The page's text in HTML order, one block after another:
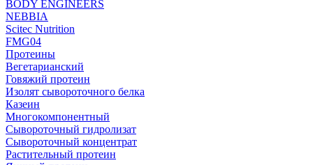
BODY ENGINEERS
NEBBIA
Scitec Nutrition
FMG04
Протеины
Вегетарианский
Говяжий протеин
Изолят сывороточного белка
Казеин
Многокомпонентный
Сывороточный гидролизат
Сывороточный концентрат
Растительный протеин